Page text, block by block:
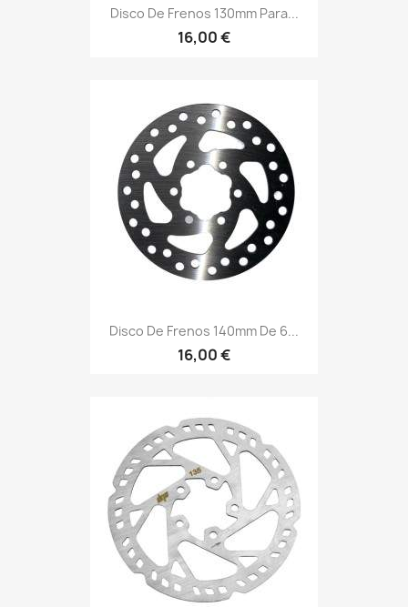
Disco De Frenos 130mm Para...
16,00 €
Disco De Frenos 140mm De 6...
16,00 €